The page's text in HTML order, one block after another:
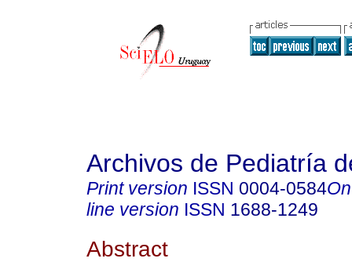
Archivos de Pediatría
Print version ISSN 0004-0584
line version ISSN 1688-1249
Abstract